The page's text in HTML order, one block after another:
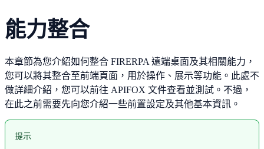
能力整合
本章節為您介紹如何整合 FIRERPA 遠端桌面及其相關能力，
您可以將其整合至前端頁面，用於操作、展示等功能。此處不
做詳細介紹，您可以前往 APIFOX 文件查看並測試。不過，
在此之前需要先向您介紹一些前置設定及其他基本資訊。
提示